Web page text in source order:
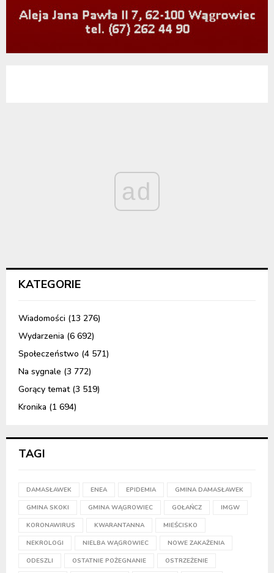
ad
KATEGORIE
Wiadomości (13 276)
Wydarzenia (6 692)
Społeczeństwo (4 571)
Na sygnale (3 772)
Gorący temat(3 519)
Kronika (1 694)
TAGI
DAMASŁAWEK ENEA EPIDEMIA GMINA DAMASŁAWEK
GMINA SKOKI GMINA WĄGROWIEC GOŁAŃCZ IMGW
KORONAWIRUS KWARANTANNA MIEŚCISKO
NEKROLOGI NIELBA WĄGROWIEC NOWE ZAKAŻENIA
ODESZLI OSTATNIE POŻEGNANIE OSTRZEŻENIE